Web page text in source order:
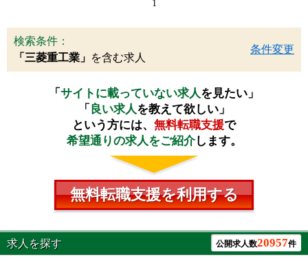
1
検索条件：
「三菱重工業」 を含む求人
条件変更
「 サイトに載っていない求人を見たい」
「 良い求人を教えて欲しい」
という方には、 無料転職支援で
希望通りの求人をご紹介します。
無料転職支援を利用する
求人を探す 公開求人数20957件